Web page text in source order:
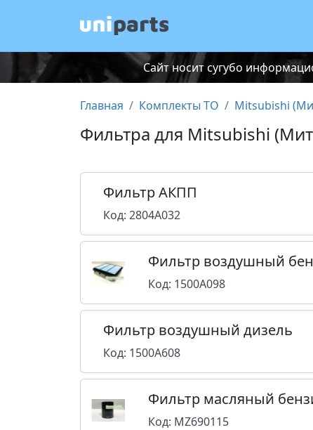
Сайт носит сугубо
Главная Комплекты ТО Mitsubishi
Фильтра для Mitsubishi
Фильтр АКПП
Код: 2804A032
Фильтр воздушный
Код: 1500A098
Фильтр воздушный дизель
Код: 1500A608
Фильтр масляный
Код: MZ690115